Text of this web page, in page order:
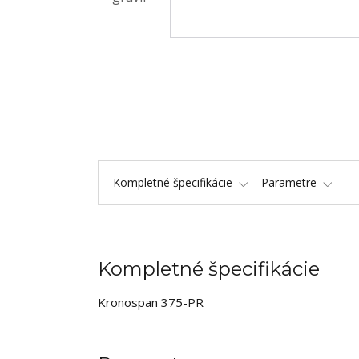
Kompletné špecifikácie Parametre
Kompletné špecifikácie
Kronospan 375-PR